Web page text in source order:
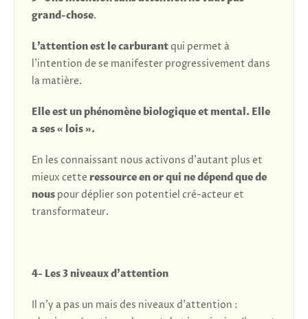
grand-chose.
L’attention est le carburantqui permet à
l’intention de se manifester progressivement dans
la matière.
Elle est un phénomène biologique et mental. Elle
a ses « lois ».
En les connaissant nous activons d’autant plus et
mieux cette ressource en or qui ne dépend que de
nous pour déplier son potentiel cré-acteur et
transformateur.
4- Les 3 niveaux d’attention
Il n’y a pas un mais des niveaux d’attention :